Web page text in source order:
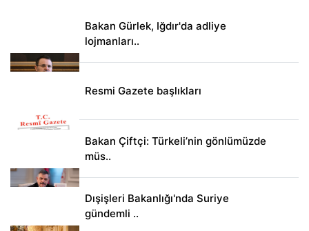
Bakan Gürlek, Iğdır'da adliye
lojmanları..
Resmi Gazete başlıkları
Bakan Çiftçi: Türkeli’nin gönlümüzde
müs..
Dışişleri Bakanlığı'nda Suriye
gündemli ..